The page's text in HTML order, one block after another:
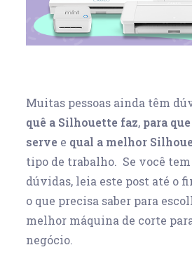
Muitas pessoas ainda têm
quê a Silhouette faz, para
serve e qual a melhor
tipo de trabalho. Se você tem
dúvidas, leia este post até o
o que precisa saber para
melhor máquina de corte
negócio.